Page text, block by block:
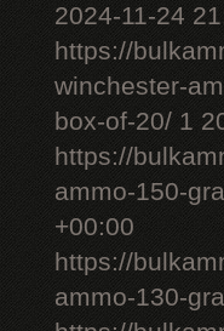
2024-11-24
https://
winchester-
box-of-20/ 1
https://
ammo-150-
+00:00
https://
ammo-130-